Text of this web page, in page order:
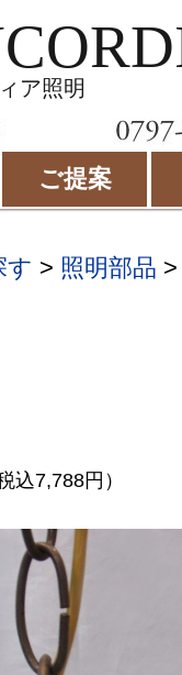
ア照明
ご提案
す > 照明部品
込7,788円）